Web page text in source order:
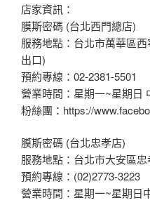
店家資訊：
膜斯密碼 (台北西門總店)
服務地點：台北市萬華區
出口)
預約專線：02-2381-5501
營業時間：星期一~星期日
粉絲團：https://
膜斯密碼 (台北忠孝店)
服務地點：台北市大安區
預約專線：(02)2773-3223
營業時間：星期一~星期日